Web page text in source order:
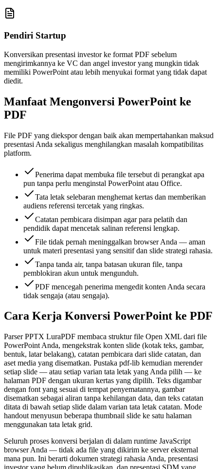
Pendiri Startup
Konversikan presentasi investor ke format PDF sebelum
mengirimkannya ke VC dan angel investor yang mungkin tidak
memiliki PowerPoint atau lebih menyukai format yang tidak dapat
diedit.
Manfaat Mengonversi PowerPoint ke
PDF
File PDF yang diekspor dengan baik akan mempertahankan maksud
presentasi Anda sekaligus menghilangkan masalah kompatibilitas
platform.
Penerima dapat membuka file tersebut di perangkat apa
pun tanpa perlu menginstal PowerPoint atau Office.
Tata letak selebaran menghemat kertas dan memberikan
audiens referensi tercetak yang ringkas.
Catatan pembicara disimpan agar para pelatih dan
pendidik dapat mencetak salinan referensi lengkap.
File tidak pernah meninggalkan browser Anda — aman
untuk materi presentasi yang sensitif dan slide strategi rahasia.
Tanpa tanda air, tanpa batasan ukuran file, tanpa
pemblokiran akun untuk mengunduh.
PDF mencegah penerima mengedit konten Anda secara
tidak sengaja (atau sengaja).
Cara Kerja Konversi PowerPoint ke PDF
Parser PPTX LuraPDF membaca struktur file Open XML dari file
PowerPoint Anda, mengekstrak konten slide (kotak teks, gambar,
bentuk, latar belakang), catatan pembicara dari slide catatan, dan
aset media yang disematkan. Pustaka pdf-lib kemudian merender
setiap slide — atau setiap varian tata letak yang Anda pilih — ke
halaman PDF dengan ukuran kertas yang dipilih. Teks digambar
dengan font yang sesuai di tempat penyematannya, gambar
disematkan sebagai aliran tanpa kehilangan data, dan teks catatan
ditata di bawah setiap slide dalam varian tata letak catatan. Mode
handout menyusun beberapa thumbnail slide ke satu halaman
menggunakan tata letak grid.
Seluruh proses konversi berjalan di dalam runtime JavaScript
browser Anda — tidak ada file yang dikirim ke server eksternal
mana pun. Ini berarti dokumen strategi rahasia Anda, presentasi